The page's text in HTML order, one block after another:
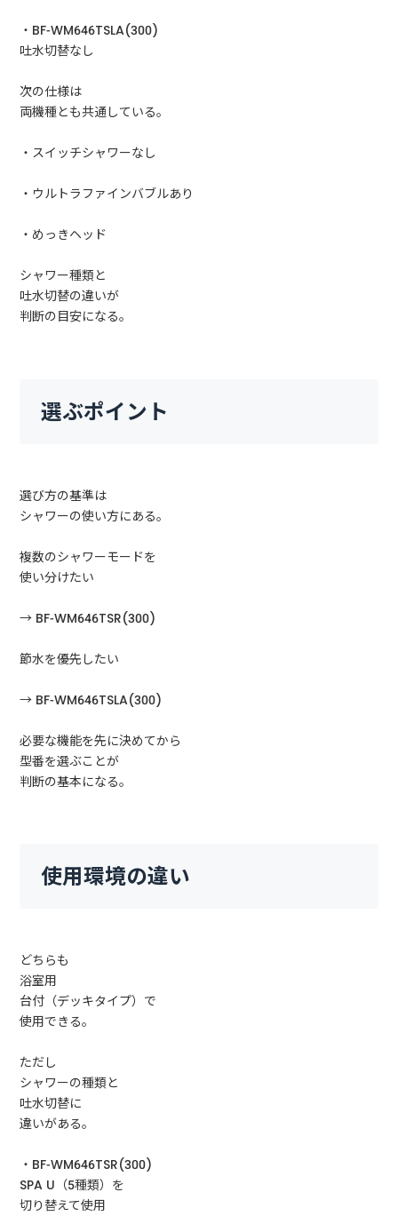
・BF-WM646TSLA(300)
吐水切替なし
次の仕様は
両機種とも共通している。
・スイッチシャワーなし
・ウルトラファインバブルあり
・めっきヘッド
シャワー種類と
吐水切替の違いが
判断の目安になる。
選ぶポイント
選び方の基準は
シャワーの使い方にある。
複数のシャワーモードを
使い分けたい
→ BF-WM646TSR(300)
節水を優先したい
→ BF-WM646TSLA(300)
必要な機能を先に決めてから
型番を選ぶことが
判断の基本になる。
使用環境の違い
どちらも
浴室用
台付（デッキタイプ）で
使用できる。
ただし
シャワーの種類と
吐水切替に
違いがある。
・BF-WM646TSR(300)
SPA U（5種類）を
切り替えて使用